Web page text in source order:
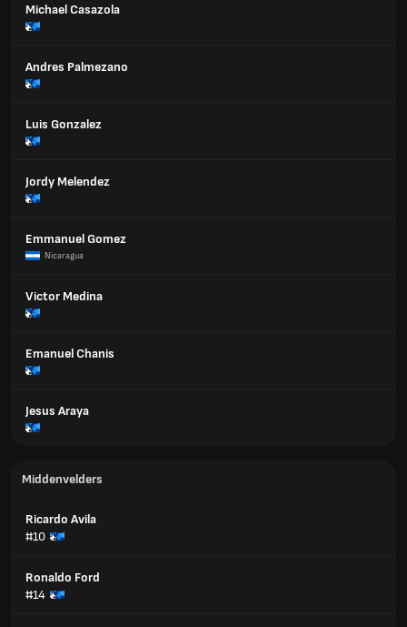
Michael Casazola
Andres Palmezano
Luis Gonzalez
Jordy Melendez
Emmanuel Gomez
Nicaragua
Victor Medina
Emanuel Chanis
Jesus Araya
Middenvelders
Ricardo Avila
#10
Ronaldo Ford
#14